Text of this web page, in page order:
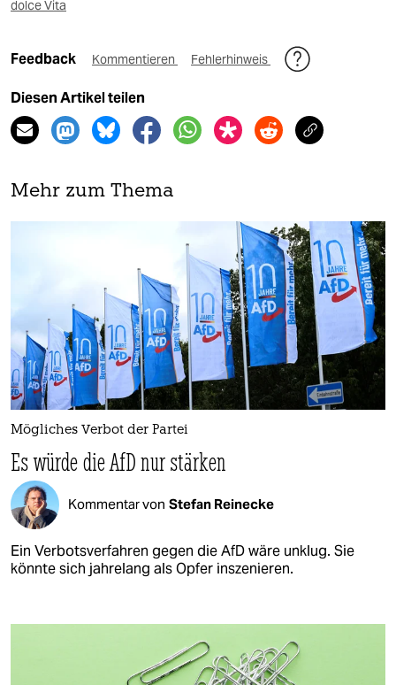
dolce Vita
Feedback Kommentieren Fehlerhinweis
Diesen Artikel teilen
Mehr zum Thema
Mögliches Verbot der Partei
Es würde die AfD nur stärken
Kommentar von Stefan Reinecke
Ein Verbotsverfahren gegen die AfD wäre unklug. Sie
könnte sich jahrelang als Opfer inszenieren.